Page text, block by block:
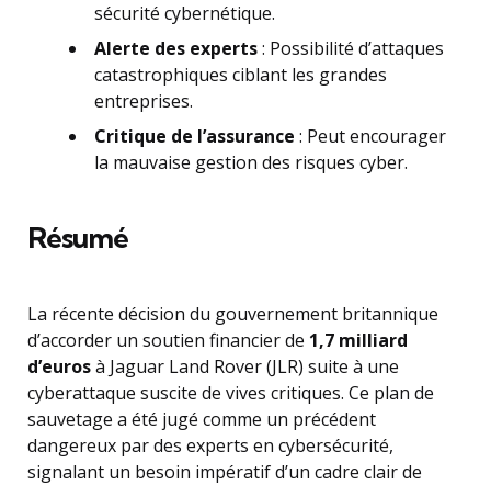
sécurité cybernétique.
Alerte des experts: Possibilité d’attaques
catastrophiques ciblant les grandes
entreprises.
Critique de l’assurance : Peut encourager
la mauvaise gestion des risques cyber.
Résumé
La récente décision du gouvernement britannique
d’accorder un soutien financier de 1,7 milliard
d’eurosà Jaguar Land Rover (JLR) suite à une
cyberattaque suscite de vives critiques. Ce plan de
sauvetage a été jugé comme un précédent
dangereux par des experts en cybersécurité,
signalant un besoin impératif d’un cadre clair de